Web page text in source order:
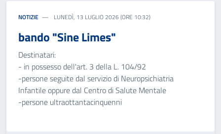
NOTIZIE LUNEDÌ, 13 LUGLIO 2026 (ORE 10:32)
bando "Sine Limes"
Destinatari:
- in possesso dell'art. 3 della L. 104/92
-persone seguite dal servizio di Neuropsichiatria
Infantile oppure dal Centro di Salute Mentale
-persone ultraottantacinquenni